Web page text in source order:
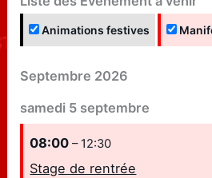
Animations festives
Septembre 2026
samedi 5 septembre
08:00– 12:30
Stage de rentrée